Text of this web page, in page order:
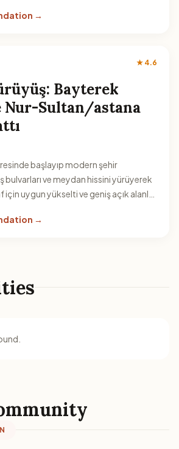
→
★ 4.6
Bayterek
Nur-Sultan/astana
başlayıp modern şehir
bulvarları ve meydan hissini yürüyerek
uygun yükselti ve geniş açık alanlar
→